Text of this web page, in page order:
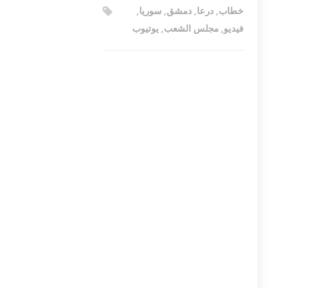
خطاب, درعا, دمشق, سوريا,
فيديو, مجلس الشعب, يوتيوب